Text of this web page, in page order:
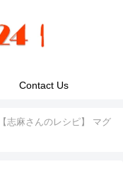
Contact Us
【志麻さんのレシピ】 マグ